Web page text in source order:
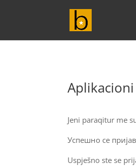
Jeni paraqitur me
Успешно се
Uspješno ste se